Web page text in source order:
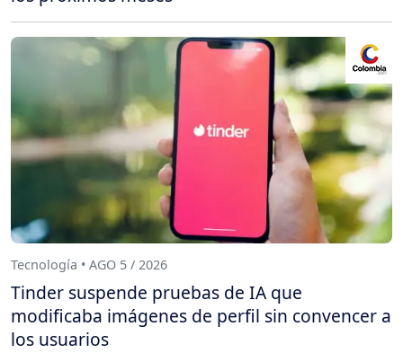
Tecnología • AGO 5 / 2026
Tinder suspende pruebas de IA que
modificaba imágenes de perfil sin convencer a
los usuarios